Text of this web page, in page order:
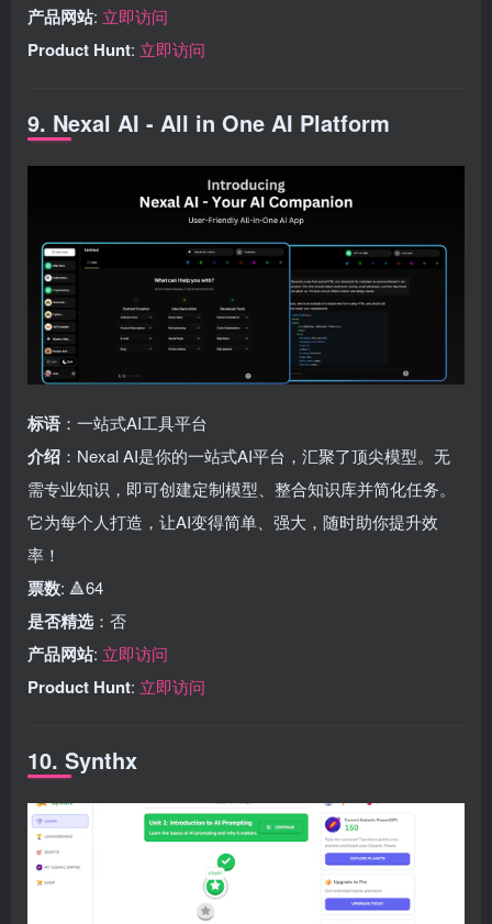
产品网站: 立即访问
Product Hunt: 立即访问
9. Nexal AI - All in One AI Platform
标语 ：一站式AI工具平台
介绍 ：Nexal AI是你的一站式AI平台，汇聚了顶尖模型。无
需专业知识，即可创建定制模型、整合知识库并简化任务。
它为每个人打造，让AI变得简单、强大，随时助你提升效
率！
票数: 🔺64
是否精选 ：否
产品网站: 立即访问
Product Hunt: 立即访问
10. Synthx